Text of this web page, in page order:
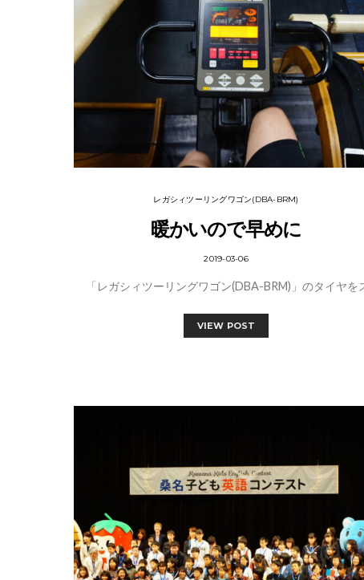
レガシィツーリングワゴン(DBA-BRM)
暖かいので早めに
2019-03-06
「レガシィツーリングワゴン(DBA-BRM)」のタイヤを
VIEW POST